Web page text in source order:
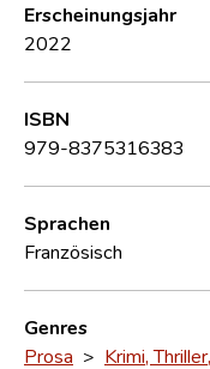
Erscheinungsjahr
2022
ISBN
979-8375316383
Sprachen
Französisch
Genres
Prosa > Krimi,